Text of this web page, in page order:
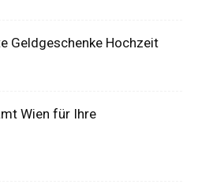
Geldgeschenke Hochzeit
Wien für Ihre